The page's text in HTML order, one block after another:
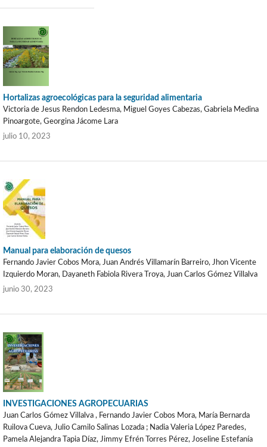
Hortalizas agroecológicas para la seguridad alimentaria
Victoria de Jesus Rendon Ledesma, Miguel Goyes Cabezas, Gabriela Medina
Pinoargote, Georgina Jácome Lara
julio 10, 2023
Manual para elaboración de quesos
Fernando Javier Cobos Mora, Juan Andrés Villamarín Barreiro, Jhon Vicente
Izquierdo Moran, Dayaneth Fabiola Rivera Troya, Juan Carlos Gómez Villalva
junio 30, 2023
INVESTIGACIONES AGROPECUARIAS
Juan Carlos Gómez Villalva , Fernando Javier Cobos Mora, María Bernarda
Ruilova Cueva, Julio Camilo Salinas Lozada ; Nadia Valeria López Paredes,
Pamela Alejandra Tapia Díaz, Jimmy Efrén Torres Pérez, Joseline Estefanía